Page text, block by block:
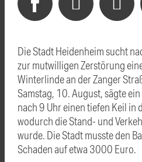
Die Stadt Heidenheim sucht
zur mutwilligen Zerstörung
Winterlinde an der Zanger
Samstag, 10. August, sägte
nach 9 Uhr einen tiefen Keil in
wodurch die Stand- und
wurde. Die Stadt musste den
Schaden auf etwa 3000 Euro.